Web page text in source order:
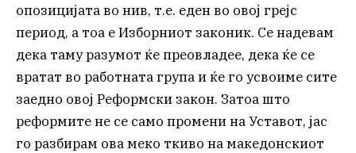
опозицијата во нив, т.е. еден во овој грејс
период, а тоа е Изборниот законик. Се надевам
дека таму разумот ќе преовладее, дека ќе се
вратат во работната група и ќе го усвоиме сите
заедно овој Реформски закон. Затоа што
реформите не се само промени на Уставот, јас
го разбирам ова меко ткиво на македонскиот